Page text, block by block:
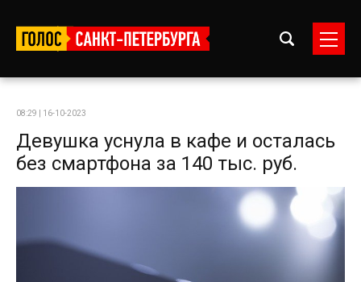
08:29 | 16-10-2023
Девушка уснула в кафе и осталась
без смартфона за 140 тыс. руб.